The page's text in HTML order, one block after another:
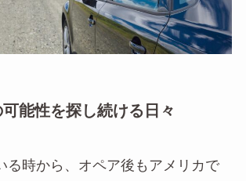
能性を探し続ける日々
る時から、オペア後もアメリカで